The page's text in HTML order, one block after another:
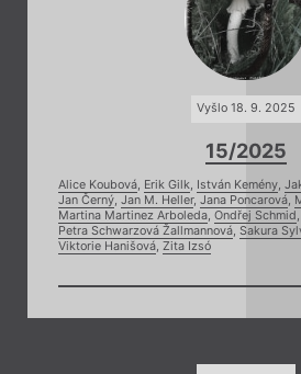
Vyšlo 18. 9. 2025
15/2025
Alice Koubová, Erik Gilk, István Kemény,
Jan Černý, Jan M. Heller, Jana Poncarová,
Martina Martinez Arboleda, Ondřej Schmid,
Petra Schwarzová Žallmannová, Sakura
Viktorie Hanišová, Zita Izsó